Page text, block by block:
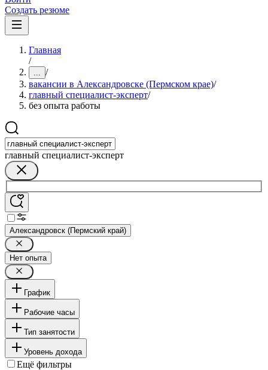
Создать резюме
Главная
/
... /
вакансии в Александровске (Пермском крае)/
главный специалист-эксперт/
без опыта работы
главный специалист-эксперт
Александровск (Пермский край)
Нет опыта
График
Рабочие часы
Тип занятости
Уровень дохода
Ещё фильтры